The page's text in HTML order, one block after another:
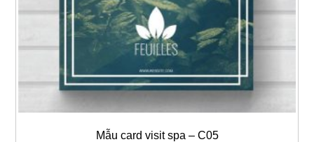
Mẫu card visit spa – C05